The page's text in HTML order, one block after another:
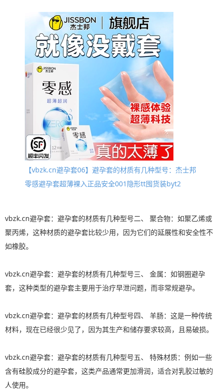
【vbzk.cn避孕套06】避孕套的材质有几种型号：杰士邦
零感避孕套超薄裸入正品安全001隐形tt囤货装byt2
vbzk.cn避孕套：避孕套的材质有几种型号二、 聚合物：如聚乙烯或
聚丙烯，这种材质的避孕套比较少用，因为它们的延展性和安全性不
如橡胶。
vbzk.cn避孕套：避孕套的材质有几种型号三、 金属：如钢圈避孕
套，这种类型的避孕套主要用于治疗早泄问题，而非常规避孕。
vbzk.cn避孕套：避孕套的材质有几种型号四、 羊肠：这是一种传统
材料，现在已经很少见了，因为其生产和储存要求较高，且易破损。
vbzk.cn避孕套：避孕套的材质有几种型号五、 特殊材质：例如一些
含有硅胶成分的避孕套，这类产品通常更加滑润，适合对乳胶过敏的
人使用。